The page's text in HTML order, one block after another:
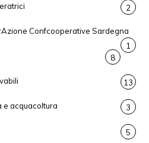
2
Confcooperative Sardegna
1
8
13
e acquacoltura 3
5